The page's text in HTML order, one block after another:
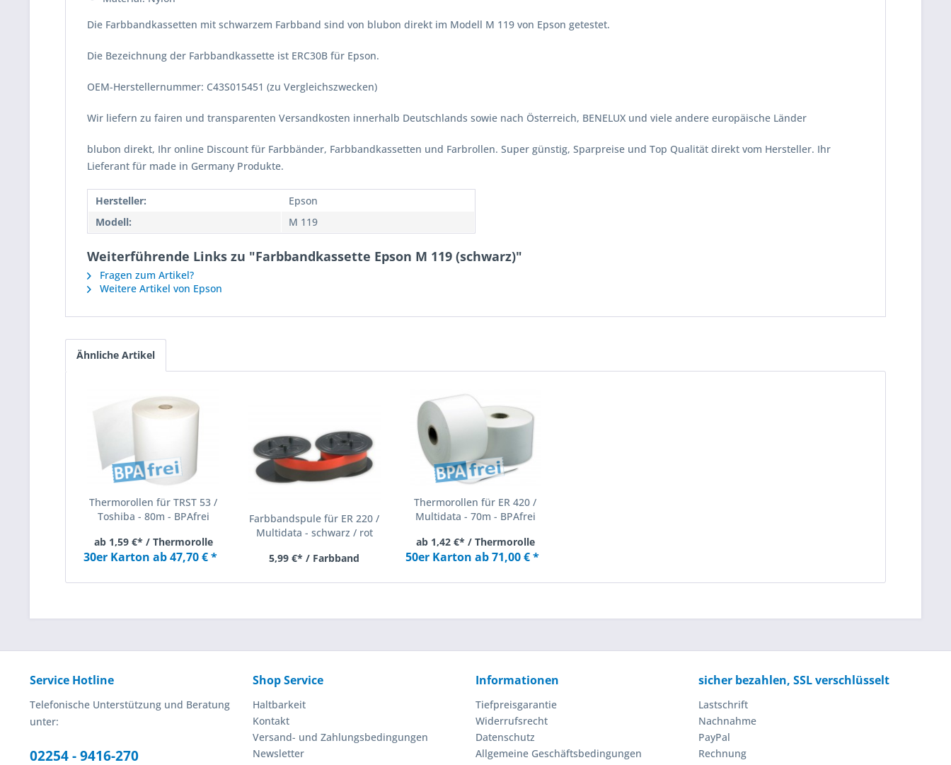
Die Farbbandkassetten mit schwarzem Farbband sind von blubon direkt im Modell M 119 von Epson getestet.
Die Bezeichnung der Farbbandkassette ist ERC30B für Epson.
OEM-Herstellernummer: C43S015451 (zu Vergleichszwecken)
Wir liefern zu fairen und transparenten Versandkosten innerhalb Deutschlands sowie nach Österreich, BENELUX und viele andere europäische Länder
blubon direkt, Ihr online Discount für Farbbänder, Farbbandkassetten und Farbrollen. Super günstig, Sparpreise und Top Qualität direkt vom Hersteller. Ihr
Lieferant für made in Germany Produkte.
Hersteller:
Epson
Modell:
M 119
Weiterführende Links zu "Farbbandkassette Epson M 119 (schwarz)"
Fragen zum Artikel?
Weitere Artikel von Epson
Ähnliche Artikel
Thermorollen für TRST 53 /
Toshiba - 80m - BPAfrei
ab 1,59 €* / Thermorolle
30er Karton ab 47,70 € *
Farbbandspule für ER 220 /
Multidata - schwarz / rot
5,99 €* / Farbband
Thermorollen für ER 420 /
Multidata - 70m - BPAfrei
ab 1,42 €* / Thermorolle
50er Karton ab 71,00 € *
Service Hotline
Telefonische Unterstützung und Beratung
unter:
02254 - 9416-270
Shop Service
Haltbarkeit
Kontakt
Versand- und Zahlungsbedingungen
Newsletter
Informationen
Tiefpreisgarantie
Widerrufsrecht
Datenschutz
Allgemeine Geschäftsbedingungen
sicher bezahlen, SSL verschlüsselt
Lastschrift
Nachnahme
PayPal
Rechnung